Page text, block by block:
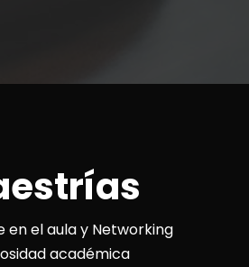
en el aula y Networking
académica